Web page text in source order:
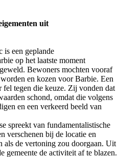
uit
is een geplande
op het laatste moment
Bewoners mochten vooraf
en kozen voor Barbie. Een
fel tegen die keuze. Zij vonden dat
schond, omdat die volgens
en een verkeerd beeld van
spreekt van fundamentalistische
verschenen bij de locatie en
als de vertoning zou doorgaan. Uit
gemeente de activiteit af te blazen.